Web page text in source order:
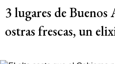
3 lugares de
ostras frescas, un